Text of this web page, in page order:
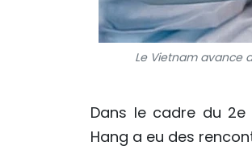
Le Vietnam avance
Dans le cadre du 2e
Hang a eu des